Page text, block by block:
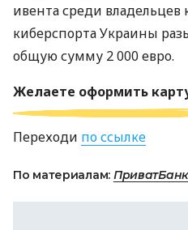
ивента среди владельцев
киберспорта Украины
общую сумму 2 000 евро.
Желаете оформить
Переходи по ссылке
По материалам: ПриватБанк